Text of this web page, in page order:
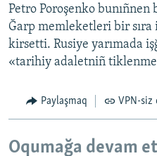
Petro Poroşenko bunıñnen
Ğarp memleketleri bir sıra
kirsetti. Rusiye yarımada
«tarihiy adaletniñ
Paylaşmaq VPN-siz
Oqumağa devam